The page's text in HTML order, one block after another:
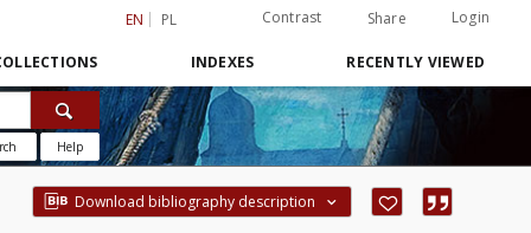
EN PL Contrast Share Login
INDEXES RECENTLY VIEWED
Help
Download bibliography description